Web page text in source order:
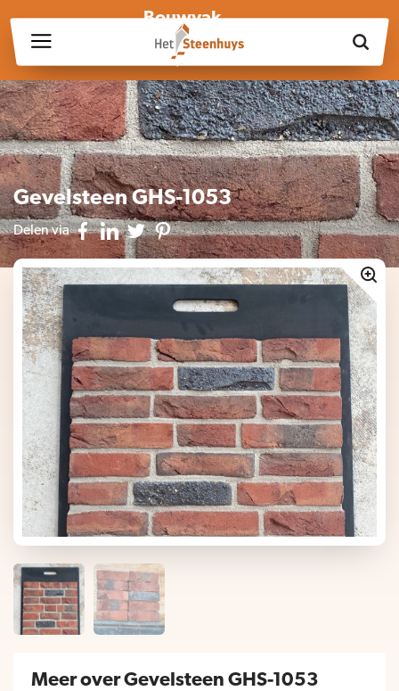
Bouwvak
Wij zijn wegens de bouwvak gesloten op vrijdag 17 juli en in
week 30, 31 en 32.
Gevelsteen GHS-1053
Delen via
Meer over Gevelsteen GHS-1053